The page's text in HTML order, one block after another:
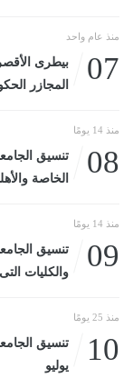
منذ عام واحد
07
المجازر الحكومية
منذ 14 يومًا
08
الخاصة
منذ 14 يومًا
09
والكليات
منذ 25 يومًا
10
يوليو